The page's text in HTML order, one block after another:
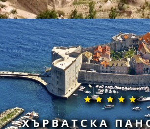
ХЪРВАТСКА